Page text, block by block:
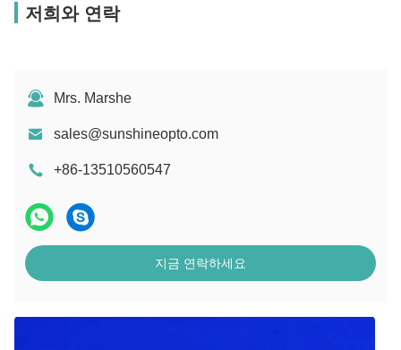
저희와 연락
Mrs. Marshe
sales@sunshineopto.com
+86-13510560547
지금 연락하세요